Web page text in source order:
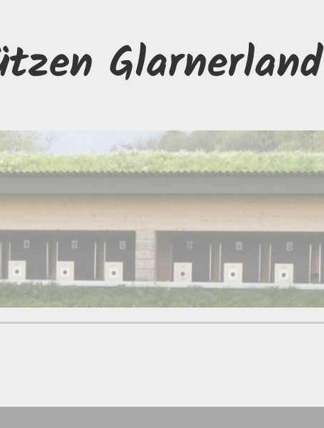
Glarnerland